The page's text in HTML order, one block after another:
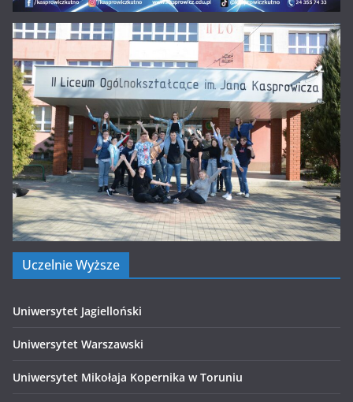
Uczelnie Wyższe
Uniwersytet Jagielloński
Uniwersytet Warszawski
Uniwersytet Mikołaja Kopernika w Toruniu